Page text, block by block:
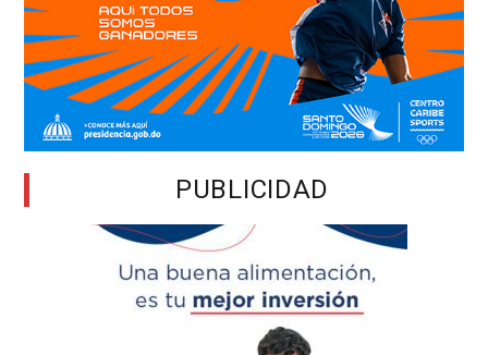
PUBLICIDAD